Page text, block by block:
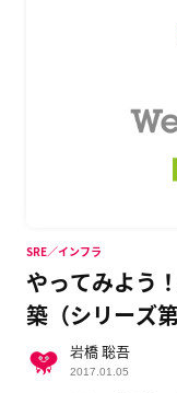
やってみよう
築（シリーズ第
SRE／インフラ
岩橋 聡吾
2017.01.05